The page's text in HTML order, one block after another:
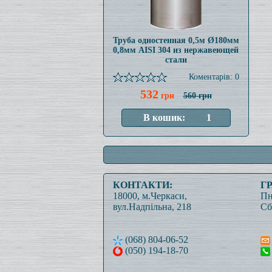
Труба одностенная 0,5м Ø180мм
0,8мм AISI 304 из нержавеющей
стали
Коментарів: 0
532грн 560 грн
КОНТАКТИ:
18000, м.Черкаси,
вул.Надпільна, 218
(068) 804-06-52
(050) 194-18-70